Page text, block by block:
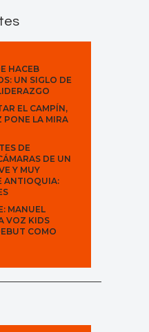
HACEB
UN SIGLO DE
EL CAMPÍN,
PONE LA MIRA
DE
DE UN
Y MUY
ANTIOQUIA:
MANUEL
VOZ KIDS
COMO